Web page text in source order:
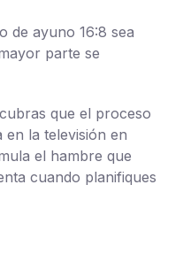
de ayuno 16:8 sea
parte se
que el proceso
la televisión en
el hambre que
cuando planifiques